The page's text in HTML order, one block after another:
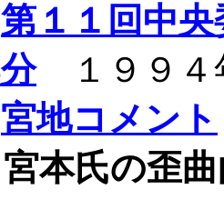
第１１回中
１９９４
宮地コメント
本氏の歪